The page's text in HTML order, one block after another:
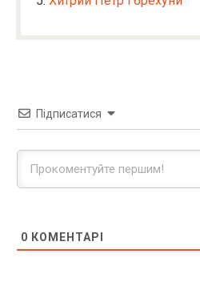
Підписатися
0 КОМЕНТАРІ